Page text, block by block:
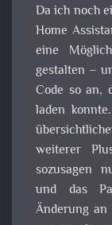
Da ich noch
Home
eine
gestalten –
Code so an,
laden
weiterer
sozusagen
und das
Änderung